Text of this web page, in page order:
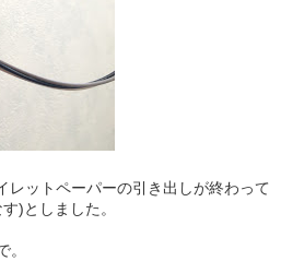
レットペーパーの引き出しが終わって
)としました。